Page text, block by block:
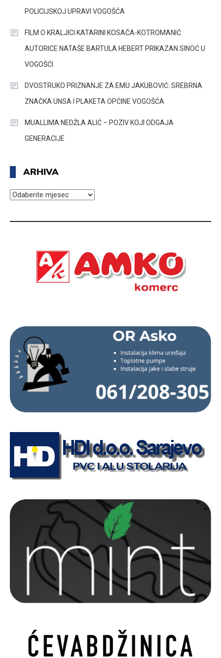
POLICIJSKOJ UPRAVI VOGOŠĆA
FILM O KRALJICI KATARINI KOSAČA-KOTROMANIĆ
AUTORICE NATAŠE BARTULA HEBERT PRIKAZAN SINOĆ U
VOGOŠĆI
DVOSTRUKO PRIZNANJE ZA EMU JAKUBOVIĆ: SREBRNA
ZNAČKA UNSA I PLAKETA OPĆINE VOGOŠĆA
MUALLIMA NEDŽLA ALIĆ – POZIV KOJI ODGAJA
GENERACIJE
ARHIVA
ARHIVA